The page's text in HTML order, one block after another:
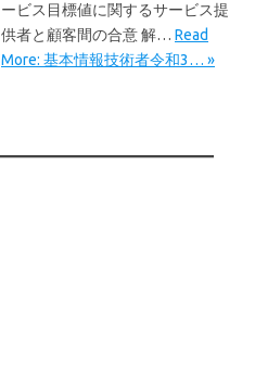
ービス目標値に関するサービス提
供者と顧客間の合意 解… Read
More: 基本情報技術者令和3… »